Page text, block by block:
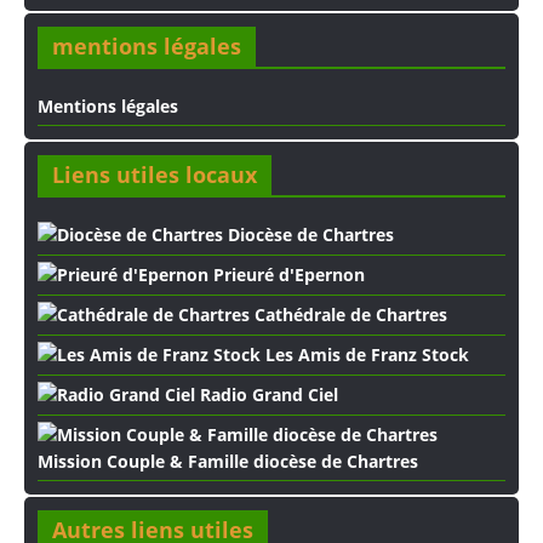
mentions légales
Mentions légales
Liens utiles locaux
Diocèse de Chartres
Prieuré d'Epernon
Cathédrale de Chartres
Les Amis de Franz Stock
Radio Grand Ciel
Mission Couple & Famille diocèse de Chartres
Autres liens utiles